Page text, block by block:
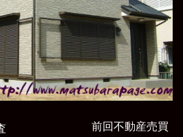
前回不動産売買